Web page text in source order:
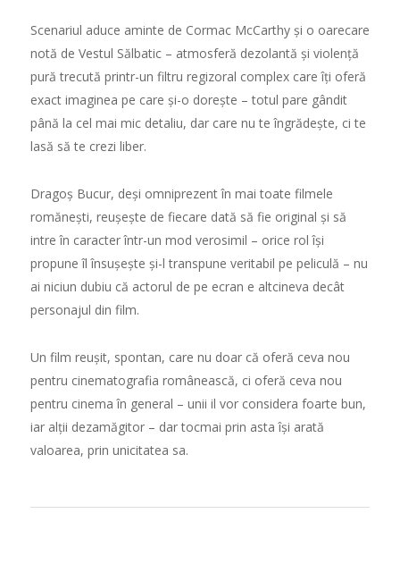
Scenariul aduce aminte de Cormac McCarthy și o oarecare
notă de Vestul Sălbatic – atmosferă dezolantă și violență
pură trecută printr-un filtru regizoral complex care îți oferă
exact imaginea pe care și-o dorește – totul pare gândit
până la cel mai mic detaliu, dar care nu te îngrădește, ci te
lasă să te crezi liber.
Dragoș Bucur, deși omniprezent în mai toate filmele
romănești, reușește de fiecare dată să fie original și să
intre în caracter într-un mod verosimil – orice rol își
propune îl însușește și-l transpune veritabil pe peliculă – nu
ai niciun dubiu că actorul de pe ecran e altcineva decât
personajul din film.
Un film reușit, spontan, care nu doar că oferă ceva nou
pentru cinematografia românească, ci oferă ceva nou
pentru cinema în general – unii il vor considera foarte bun,
iar alții dezamăgitor – dar tocmai prin asta își arată
valoarea, prin unicitatea sa.